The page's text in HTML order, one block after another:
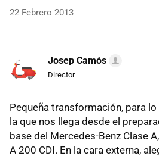
22 Febrero 2013
Josep Camós
Director
Pequeña transformación, para
la que nos llega desde el
base del Mercedes-Benz Clase
A 200 CDI. En la cara externa,